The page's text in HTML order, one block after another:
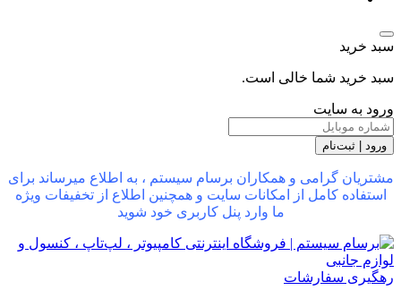
سبد خرید
سبد خرید شما خالی است.
ورود به سایت
ورود | ثبت‌نام
مشتریان گرامی و همکاران برسام سیستم ، به اطلاع میرساند برای
استفاده کامل از امکانات سایت و همچنین اطلاع از تخفیفات ویژه
ما وارد پنل کاربری خود شوید
رهگیری سفارشات